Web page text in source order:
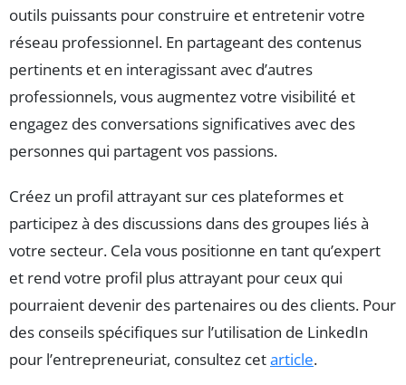
outils puissants pour construire et entretenir votre
réseau professionnel. En partageant des contenus
pertinents et en interagissant avec d’autres
professionnels, vous augmentez votre visibilité et
engagez des conversations significatives avec des
personnes qui partagent vos passions.
Créez un profil attrayant sur ces plateformes et
participez à des discussions dans des groupes liés à
votre secteur. Cela vous positionne en tant qu’expert
et rend votre profil plus attrayant pour ceux qui
pourraient devenir des partenaires ou des clients. Pour
des conseils spécifiques sur l’utilisation de LinkedIn
pour l’entrepreneuriat, consultez cetarticle.